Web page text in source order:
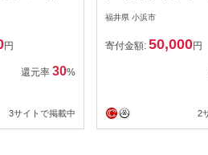
15,000円
円
還元率 30%
3サイトで掲載中
15,000円[E-
福井県 小浜市
寄付金額: 50,000円
2